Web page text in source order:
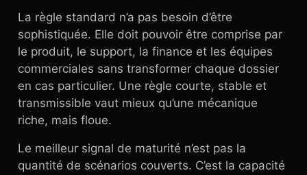
La règle standard n’a pas besoin d’être
sophistiquée. Elle doit pouvoir être comprise par
le produit, le support, la finance et les équipes
commerciales sans transformer chaque dossier
en cas particulier. Une règle courte, stable et
transmissible vaut mieux qu’une mécanique
riche, mais floue.
Le meilleur signal de maturité n’est pas la
quantité de scénarios couverts. C’est la capacité